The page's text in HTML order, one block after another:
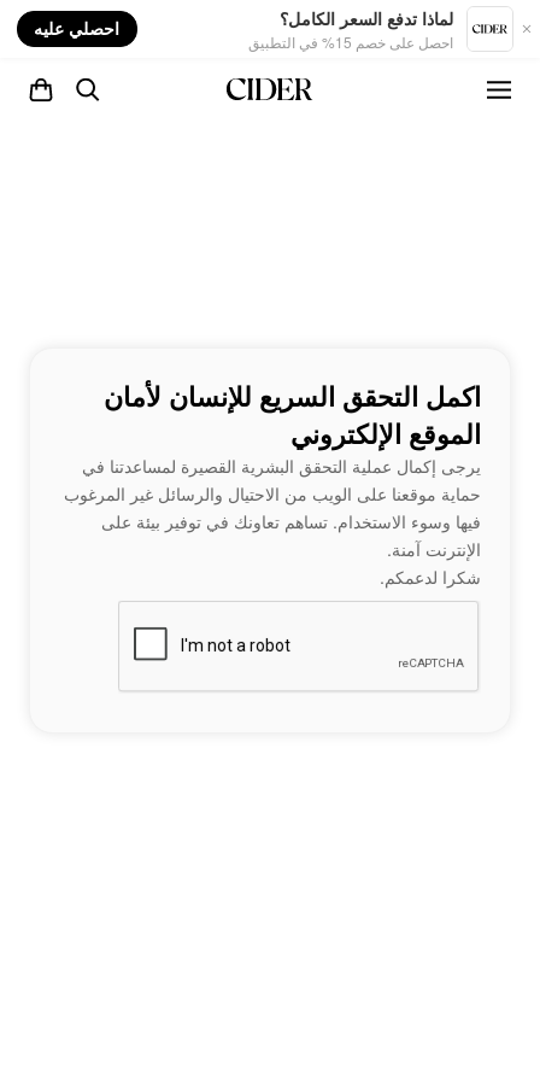
لماذا تدفع السعر الكامل؟
احصل على خصم 15% في التطبيق
احصلي عليه
اكمل التحقق السريع للإنسان لأمان
الموقع الإلكتروني
يرجى إكمال عملية التحقق البشرية القصيرة لمساعدتنا في
حماية موقعنا على الويب من الاحتيال والرسائل غير المرغوب
فيها وسوء الاستخدام. تساهم تعاونك في توفير بيئة على
الإنترنت آمنة.
شكرا لدعمكم.